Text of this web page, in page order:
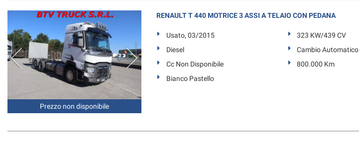
Prezzo non disponibile
RENAULT T 440 MOTRICE 3 ASSI A TELAIO CON PEDANA
Usato, 03/2015
323 KW/439 CV
Diesel
Cambio Automatico
Cc Non Disponibile
800.000 Km
Bianco Pastello